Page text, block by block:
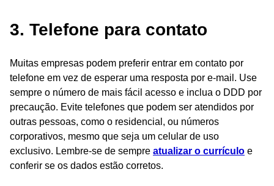
3. Telefone para contato
Muitas empresas podem preferir entrar em contato por
telefone em vez de esperar uma resposta por e-mail. Use
sempre o número de mais fácil acesso e inclua o DDD por
precaução. Evite telefones que podem ser atendidos por
outras pessoas, como o residencial, ou números
corporativos, mesmo que seja um celular de uso
exclusivo. Lembre-se de sempre atualizar o currículo e
conferir se os dados estão corretos.